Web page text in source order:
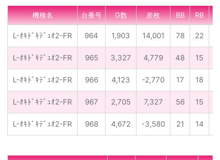
機種名 台番号 G数 差枚 BB RB
L-ｵｷﾄﾞｷﾃﾞｭｵ2-FR 964 1,903 14,001 78 22
L-ｵｷﾄﾞｷﾃﾞｭｵ2-FR 965 3,327 4,779 48 15
L-ｵｷﾄﾞｷﾃﾞｭｵ2-FR 966 4,123 -2,770 17 18
L-ｵｷﾄﾞｷﾃﾞｭｵ2-FR 967 2,705 7,327 56 15
L-ｵｷﾄﾞｷﾃﾞｭｵ2-FR 968 4,672 -3,580 21 14